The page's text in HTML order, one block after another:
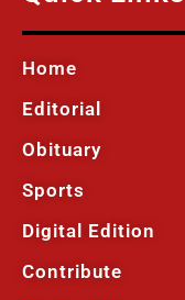
Home
Editorial
Obituary
Sports
Digital Edition
Contribute